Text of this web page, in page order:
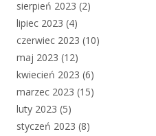
sierpień 2023 (2)
lipiec 2023 (4)
czerwiec 2023 (10)
maj 2023 (12)
kwiecień 2023 (6)
marzec 2023 (15)
luty 2023 (5)
styczeń 2023 (8)